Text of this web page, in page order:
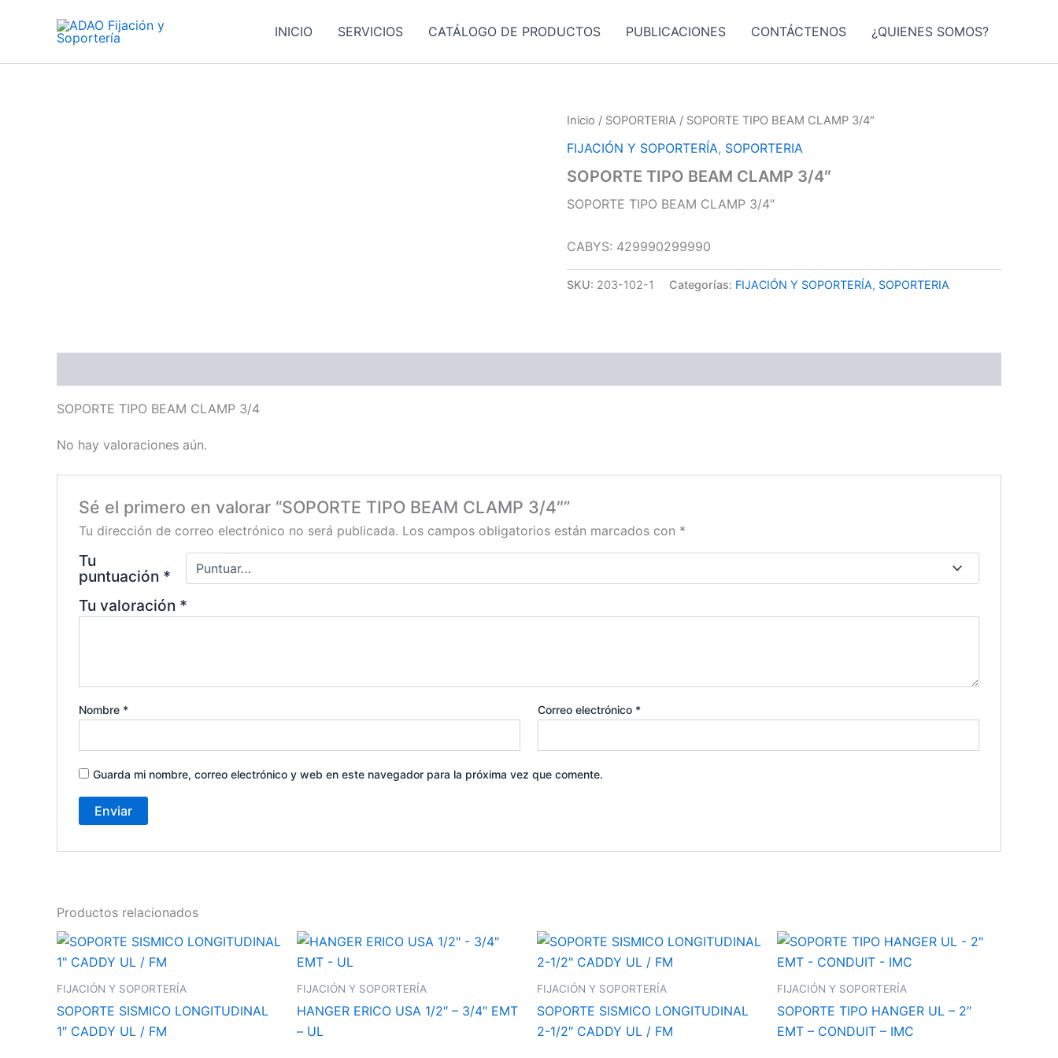
INICIO SERVICIOS CATÁLOGO DE PRODUCTOS PUBLICACIONES CONTÁCTENOS ¿QUIENES SOMOS?
Inicio / SOPORTERIA / SOPORTE TIPO BEAM CLAMP 3/4″
FIJACIÓN Y SOPORTERÍA, SOPORTERIA
SOPORTE TIPO BEAM CLAMP 3/4″
SOPORTE TIPO BEAM CLAMP 3/4″
CABYS: 429990299990
SKU: 203-102-1 Categorías: FIJACIÓN Y SOPORTERÍA, SOPORTERIA
SOPORTE TIPO BEAM CLAMP 3/4
No hay valoraciones aún.
Sé el primero en valorar “SOPORTE TIPO BEAM CLAMP 3/4″”
Tu dirección de correo electrónico no será publicada. Los campos obligatorios están marcados con *
Tu
puntuación *
Tu valoración *
Nombre * Correo electrónico *
Guarda mi nombre, correo electrónico y web en este navegador para la próxima vez que comente.
Productos relacionados
FIJACIÓN Y SOPORTERÍA
SOPORTE SISMICO LONGITUDINAL
1″ CADDY UL / FM
FIJACIÓN Y SOPORTERÍA
HANGER ERICO USA 1/2″ – 3/4″ EMT
– UL
FIJACIÓN Y SOPORTERÍA
SOPORTE SISMICO LONGITUDINAL
2-1/2″ CADDY UL / FM
FIJACIÓN Y SOPORTERÍA
SOPORTE TIPO HANGER UL – 2″
EMT – CONDUIT – IMC